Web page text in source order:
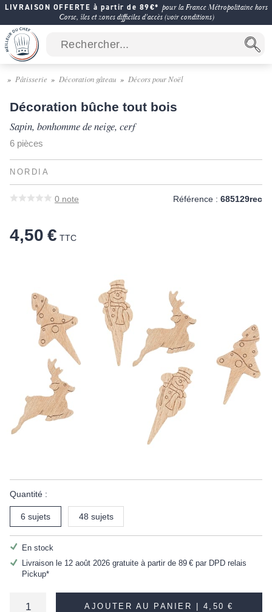
LIVRAISON OFFERTE à partir de 89€* pour la France Métropolitaine hors
Corse, îles et zones difficiles d'accès (voir conditions)
Pâtisserie Décoration gâteau Décors pour Noël
Décoration bûche tout bois
Sapin, bonhomme de neige, cerf
6 pièces
NORDIA
0 note Référence : 685129rec
4,50 € TTC
Quantité :
6 sujets 48 sujets
En stock
Livraison le 12 août 2026 gratuite à partir de 89 €par DPD relais
Pickup*
AJOUTER AU PANIER | 4,50 €